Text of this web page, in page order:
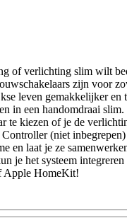
of verlichting slim wilt
zijn voor
leven gemakkelijker en
in een handomdraai
te kiezen of je de
(niet
en laat je ze
je het systeem
Apple HomeKit!